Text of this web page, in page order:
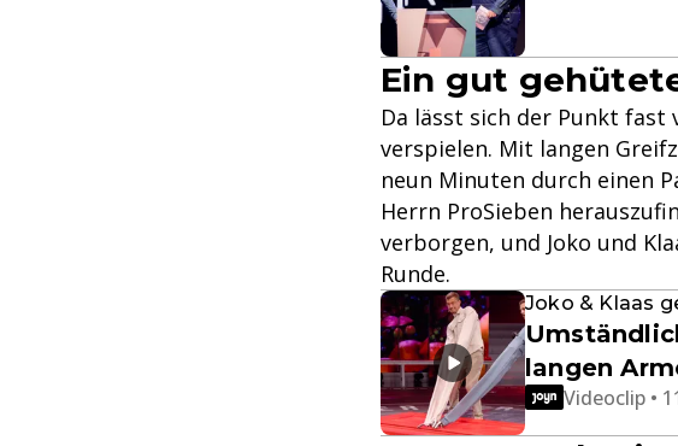
Ein gut
Da lässt sich der Punkt fast
verspielen. Mit langen
neun Minuten durch einen
Herrn ProSieben
verborgen, und Joko und
Runde.
Joko & Klaas
langen
Videoclip •